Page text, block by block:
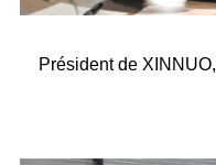
Président de XINNUO,